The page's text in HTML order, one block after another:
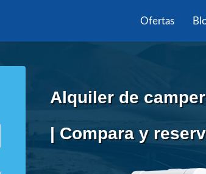
Ofertas
Alquiler de
| Compara y